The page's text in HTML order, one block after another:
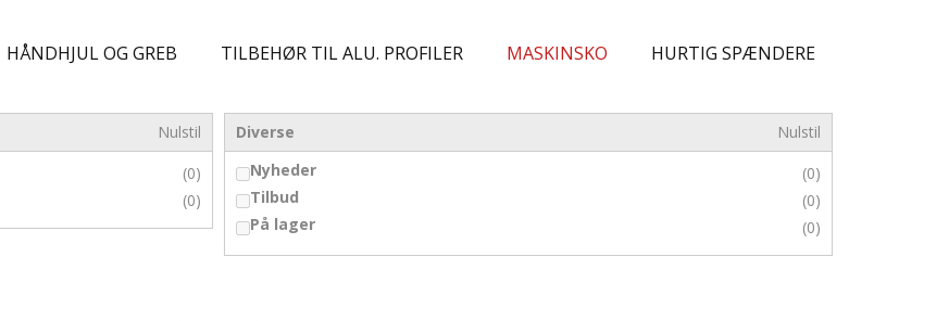
HÅNDHJUL OG GREB TILBEHØR TIL ALU. PROFILER MASKINSKO HURTIG SPÆNDERE
Nulstil
(0)
(0)
Diverse
Nulstil
Nyheder
(0)
Tilbud
(0)
På lager
(0)